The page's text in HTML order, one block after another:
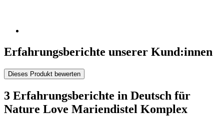
Erfahrungsberichte unserer Kund:innen
Dieses Produkt bewerten
3 Erfahrungsberichte in Deutsch für
Nature Love Mariendistel Komplex